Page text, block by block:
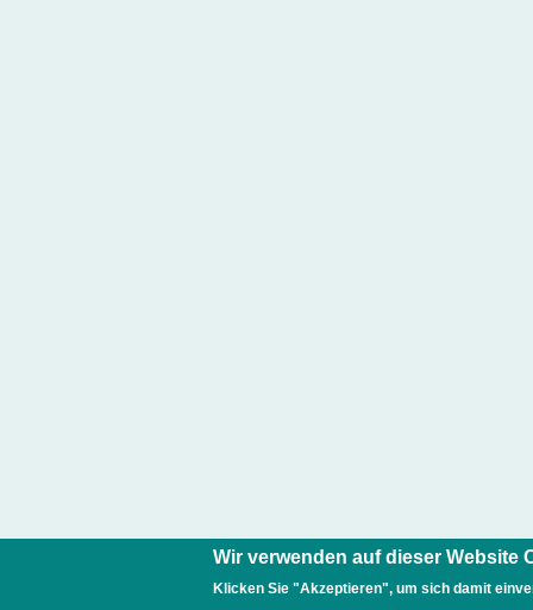
Wir verwenden auf dieser Website
Klicken Sie "Akzeptieren", um sich damit